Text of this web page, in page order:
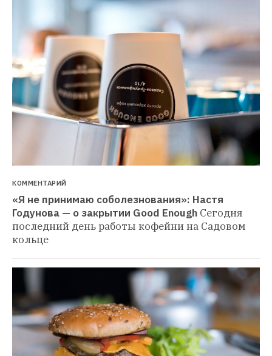
КОММЕНТАРИЙ
«Я не принимаю соболезнования»: Настя
Годунова — о закрытии Good Enough Сегодня
последний день работы кофейни на Садовом
кольце